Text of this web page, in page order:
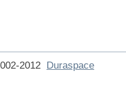
2012 Duraspace